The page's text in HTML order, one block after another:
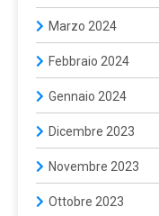
Marzo 2024
Febbraio 2024
Gennaio 2024
Dicembre 2023
Novembre 2023
Ottobre 2023